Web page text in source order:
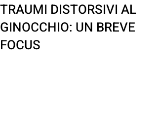
TRAUMI DISTORSIVI AL
GINOCCHIO: UN BREVE
FOCUS